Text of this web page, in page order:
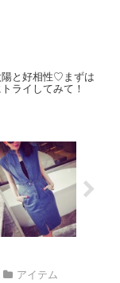
陽と好相性♡まずは
ライしてみて！
アイテム